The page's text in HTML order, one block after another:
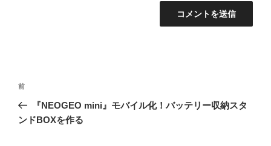
投
ナ
前
の
投
前
『NEOGEO mini』モバイル化！バッテリー収納スタ
ンドBOXを作る